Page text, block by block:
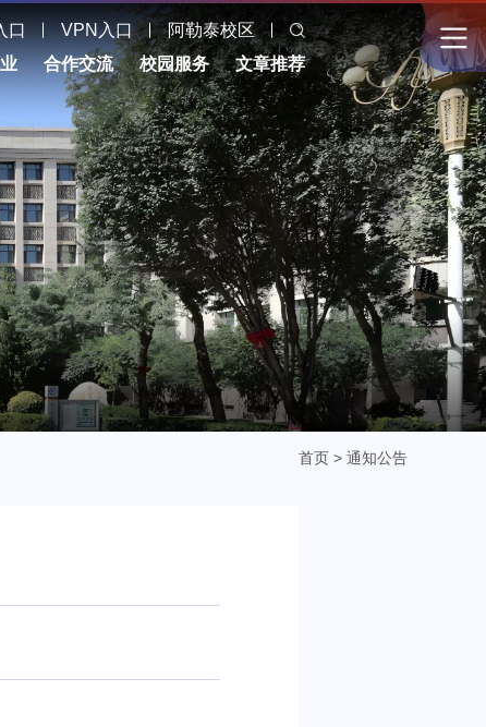
口 VPN入口
阿勒泰校区
合作交流 校园服务 文章推荐
首页 > 通知公告